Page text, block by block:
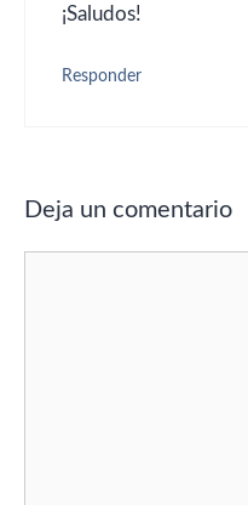
¡Saludos!
Responder
Deja un comentario